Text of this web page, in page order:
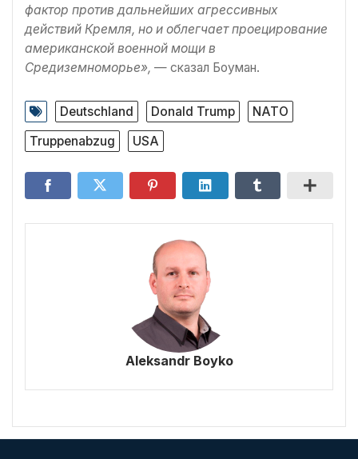
фактор против дальнейших агрессивных
действий Кремля, но и облегчает проецирование
американской военной мощи в
Средиземноморье», — сказал Боуман.
Deutschland Donald Trump
NATO
Truppenabzug
USA
Aleksandr Boyko